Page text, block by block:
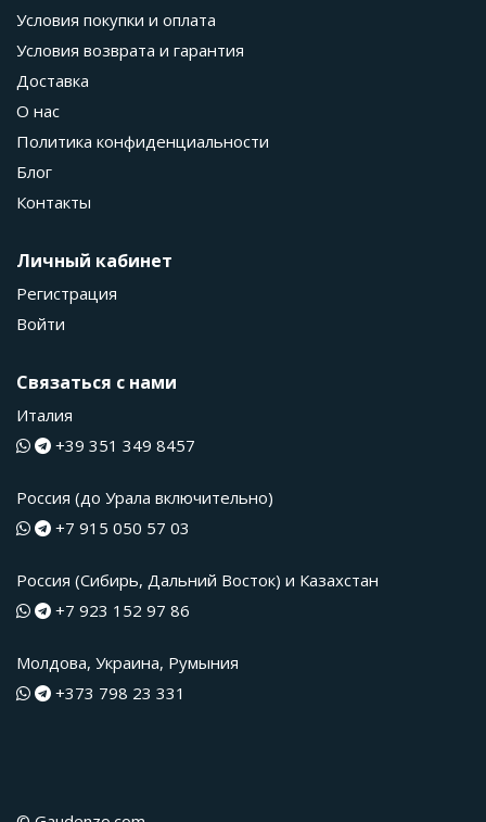
Условия покупки и оплата
Условия возврата и гарантия
Доставка
О нас
Политика конфиденциальности
Блог
Контакты
Личный кабинет
Регистрация
Войти
Связаться с нами
Италия
+39 351 349 8457
Россия (до Урала включительно)
+7 915 050 57 03
Россия (Сибирь, Дальний Восток) и Казахстан
+7 923 152 97 86
Молдова, Украина, Румыния
+373 798 23 331